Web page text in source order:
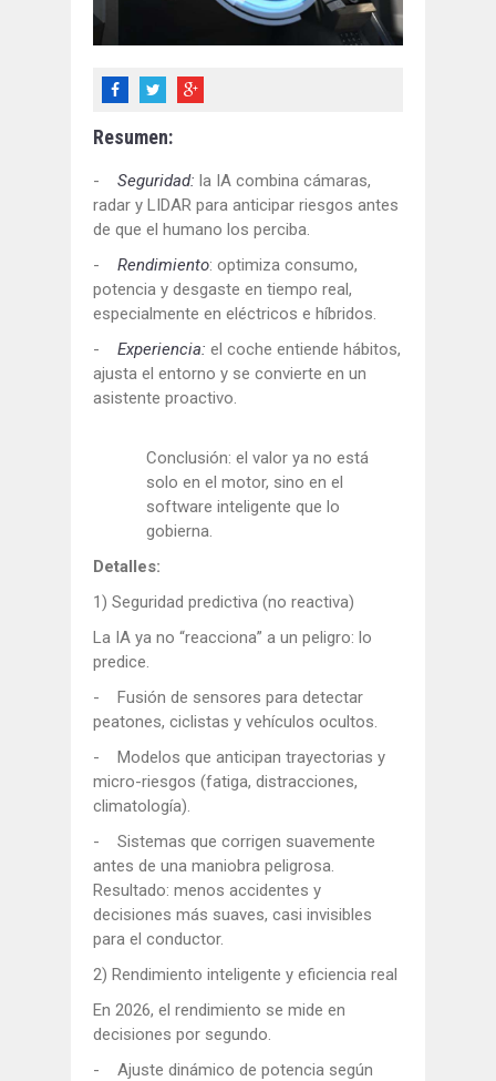
Resumen:
- Seguridad: la IA combina cámaras,
radar y LIDAR para anticipar riesgos antes
de que el humano los perciba.
- Rendimiento: optimiza consumo,
potencia y desgaste en tiempo real,
especialmente en eléctricos e híbridos.
- Experiencia: el coche entiende hábitos,
ajusta el entorno y se convierte en un
asistente proactivo.
Conclusión: el valor ya no está
solo en el motor, sino en el
software inteligente que lo
gobierna.
Detalles:
1) Seguridad predictiva (no reactiva)
La IA ya no “reacciona” a un peligro: lo
predice.
- Fusión de sensores para detectar
peatones, ciclistas y vehículos ocultos.
- Modelos que anticipan trayectorias y
micro-riesgos (fatiga, distracciones,
climatología).
- Sistemas que corrigen suavemente
antes de una maniobra peligrosa.
Resultado: menos accidentes y
decisiones más suaves, casi invisibles
para el conductor.
2) Rendimiento inteligente y eficiencia real
En 2026, el rendimiento se mide en
decisiones por segundo.
- Ajuste dinámico de potencia según